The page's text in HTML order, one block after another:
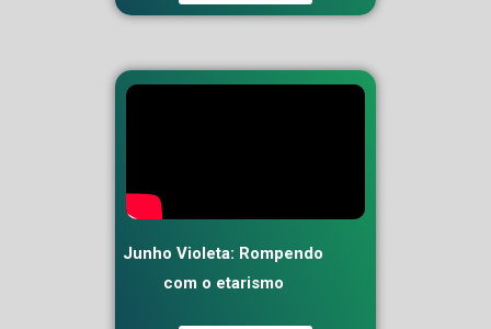
Junho Violeta: Rompendo
com o etarismo